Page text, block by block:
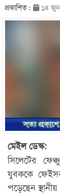
প্রকাশিত : ১৪
মেইল ডেস্ক:
সিলেটের
যুবককে
পড়েছেন